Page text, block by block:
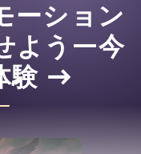
ーション
よう—今
験 →